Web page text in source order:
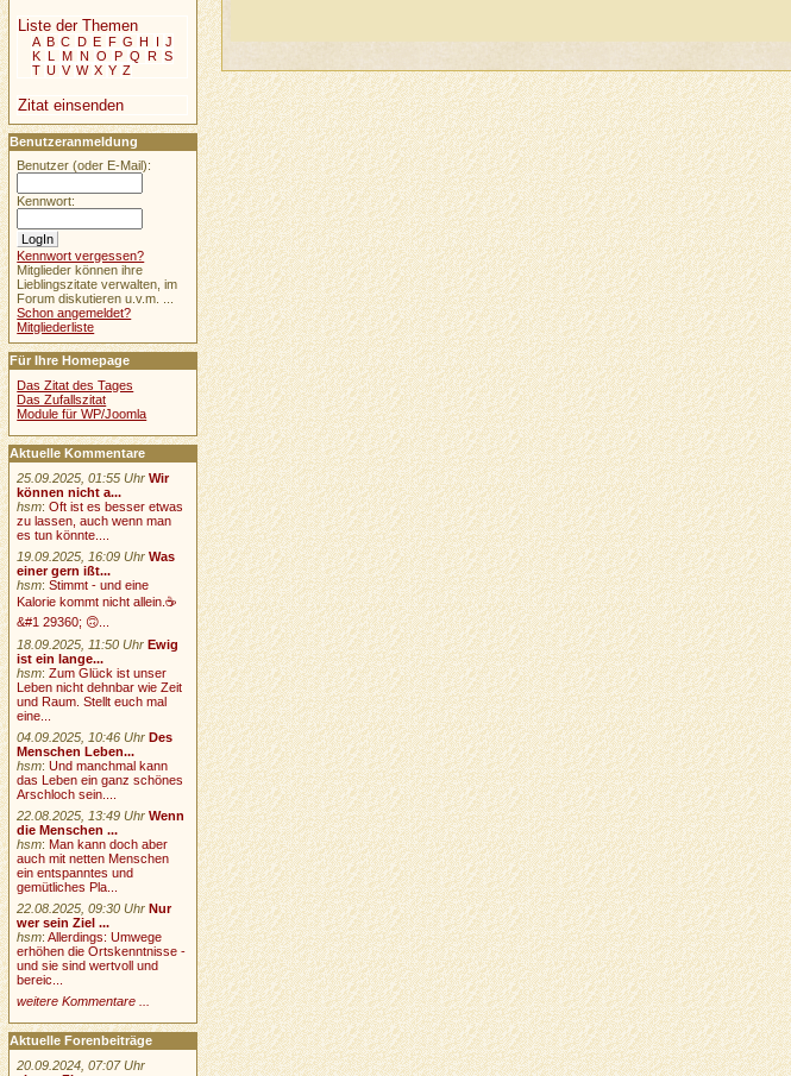
Liste der Themen
A B C D E F G H I J
K L M N O P Q R S
T U V W X Y Z
Zitat einsenden
Benutzeranmeldung
Benutzer (oder E-Mail):
Kennwort:
Kennwort vergessen?
Mitglieder können ihre
Lieblingszitate verwalten, im
Forum diskutieren u.v.m. ...
Schon angemeldet?
Mitgliederliste
Für Ihre Homepage
Das Zitat des Tages
Das Zufallszitat
Module für WP/Joomla
Aktuelle Kommentare
25.09.2025, 01:55 Uhr Wir
können nicht a...
hsm:Oft ist es besser etwas
zu lassen, auch wenn man
es tun könnte....
19.09.2025, 16:09 Uhr Was
einer gern ißt...
hsm:Stimmt - und eine
Kalorie kommt nicht allein.☕
&#1 29360; 🙃...
18.09.2025, 11:50 Uhr Ewig
ist ein lange...
hsm:Zum Glück ist unser
Leben nicht dehnbar wie Zeit
und Raum. Stellt euch mal
eine...
04.09.2025, 10:46 Uhr Des
Menschen Leben...
hsm:Und manchmal kann
das Leben ein ganz schönes
Arschloch sein....
22.08.2025, 13:49 Uhr Wenn
die Menschen ...
hsm:Man kann doch aber
auch mit netten Menschen
ein entspanntes und
gemütliches Pla...
22.08.2025, 09:30 Uhr Nur
wer sein Ziel ...
hsm:Allerdings: Umwege
erhöhen die Ortskenntnisse -
und sie sind wertvoll und
bereic...
weitere Kommentare ...
Aktuelle Forenbeiträge
20.09.2024, 07:07 Uhr